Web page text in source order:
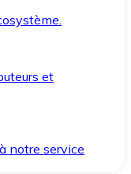
et
notre service